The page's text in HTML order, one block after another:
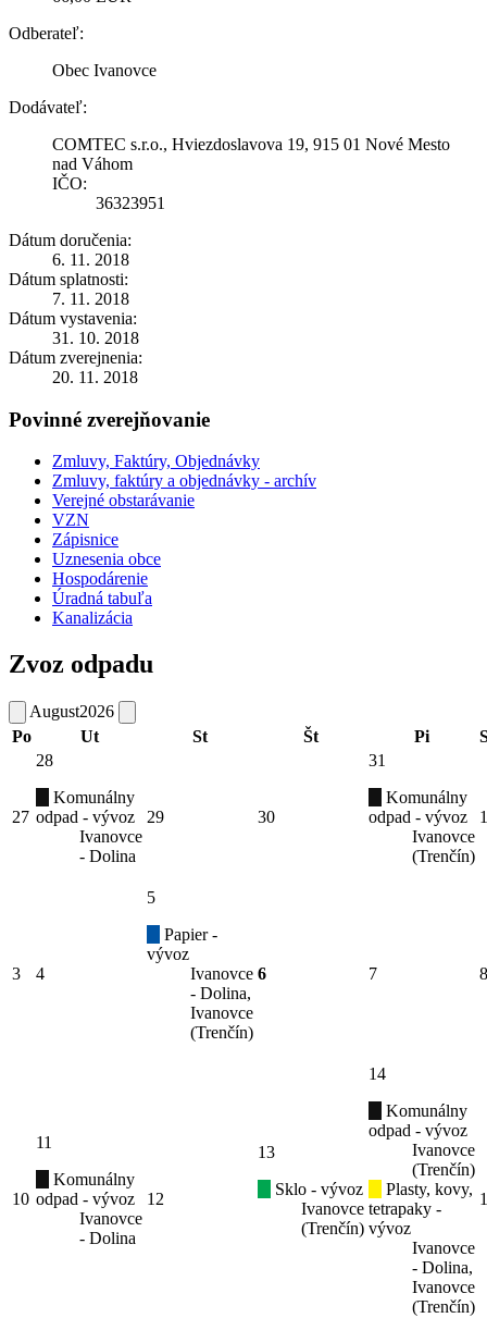
Odberateľ:
Obec Ivanovce
Dodávateľ:
COMTEC s.r.o., Hviezdoslavova 19, 915 01 Nové Mesto
nad Váhom
IČO:
36323951
Dátum doručenia:
6. 11. 2018
Dátum splatnosti:
7. 11. 2018
Dátum vystavenia:
31. 10. 2018
Dátum zverejnenia:
20. 11. 2018
Povinné zverejňovanie
Zmluvy, Faktúry, Objednávky
Zmluvy, faktúry a objednávky - archív
Verejné obstarávanie
VZN
Zápisnice
Uznesenia obce
Hospodárenie
Úradná tabuľa
Kanalizácia
Zvoz odpadu
August2026
Po
Ut St Št Pi
27
28
Komunálny
odpad - vývoz
Ivanovce
- Dolina
29 30
31
Komunálny
odpad - vývoz
Ivanovce
(Trenčín)
1
3 4
5
Papier -
vývoz
Ivanovce
- Dolina,
Ivanovce
(Trenčín)
6 7 8
10
11
Komunálny
odpad - vývoz
Ivanovce
- Dolina
12
13
Sklo - vývoz
Ivanovce
(Trenčín)
14
Komunálny
odpad - vývoz
Ivanovce
(Trenčín)
Plasty, kovy,
tetrapaky -
vývoz
Ivanovce
- Dolina,
Ivanovce
(Trenčín)